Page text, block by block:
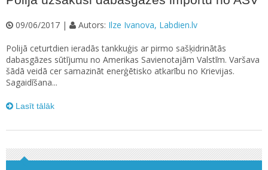
09/06/2017 | Autors: Ilze Ivanova, Labdien.lv
Polijā ceturtdien ieradās tankkuģis ar pirmo sašķidrinātās
dabasgāzes sūtījumu no Amerikas Savienotajām Valstīm. Varšava
šādā veidā cer samazināt enerģētisko atkarību no Krievijas.
Sagaidīšana...
Lasīt tālāk